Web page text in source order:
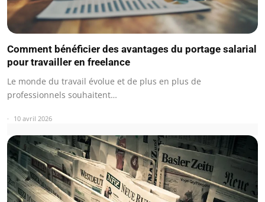
Comment bénéficier des avantages du portage salarial
pour travailler en freelance
Le monde du travail évolue et de plus en plus de
professionnels souhaitent…
10 avril 2026